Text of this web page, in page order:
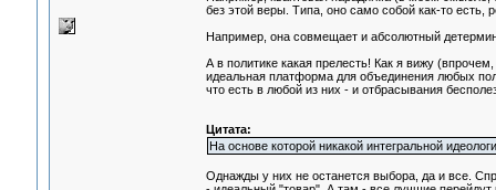
без этой веры. Типа, оно само собой как-то есть,
Например, она совмещает и абсолютный
А в политике какая прелесть! Как я вижу
идеальная платформа для объединения любых
что есть в любой из них - и отбрасывания
Цитата:
На основе которой никакой интегральной
Однажды у них не останется выбора, да и все.